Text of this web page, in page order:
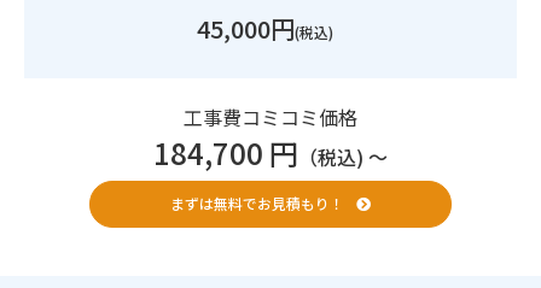
45,000円(税込)
工事費コミコミ価格
184,700 円 （税込) 〜
まずは無料でお見積もり！